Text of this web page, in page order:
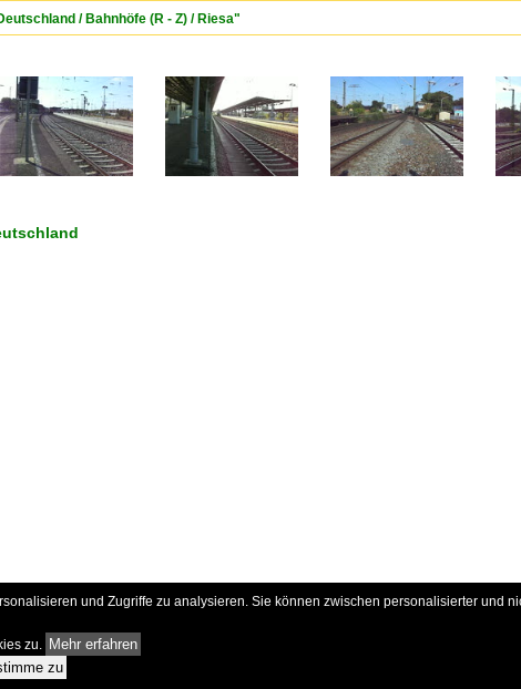
/ Bahnhöfe (R - Z) / Riesa"
und Zugriffe zu analysieren. Sie können zwischen personalisierter und
zu. Mehr erfahren
zu